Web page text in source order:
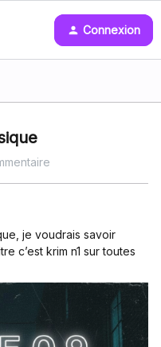
Connexion
je voudrais savoir
c’est krim n1 sur toutes